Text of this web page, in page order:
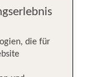
die für